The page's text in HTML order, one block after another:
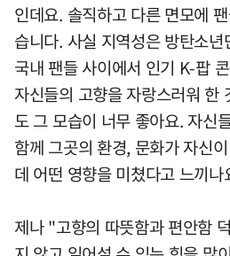
인데요. 솔직하고 다른 면모에
습니다. 사실 지역성은 방탄소
국내 팬들 사이에서 인기 K-팝
자신들의 고향을 자랑스러워 한
도 그 모습이 너무 좋아요. 자신
함께 그곳의 환경, 문화가 자신
데 어떤 영향을 미쳤다고 느끼나
제나 "고향의 따뜻함과 편안함